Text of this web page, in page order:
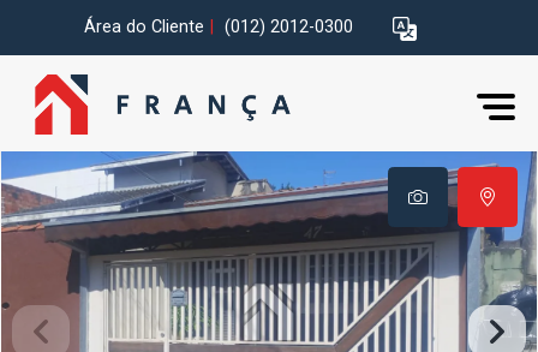
Área do Cliente (012) 2012-0300